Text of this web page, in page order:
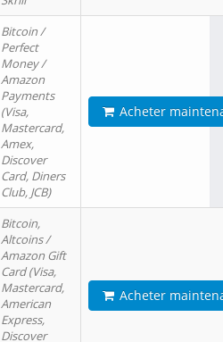
Bitcoin /
Perfect
Money /
Amazon
Payments
(Visa,
Mastercard,
Amex,
Discover
Card, Diners
Club, JCB)
Acheter
Bitcoin,
Altcoins /
Amazon Gift
Card (Visa,
Mastercard,
American
Express,
Discover
Acheter